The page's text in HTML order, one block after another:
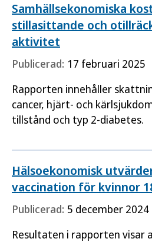
Samhällsekonomiska
stillasittande och
aktivitet
Publicerad: 17 februari 2025
Rapporten innehåller
cancer, hjärt- och
tillstånd och typ 2-diabetes.
Hälsoekonomisk
vaccination för kvinnor
Publicerad: 5 december 2024
Resultaten i rapporten visar